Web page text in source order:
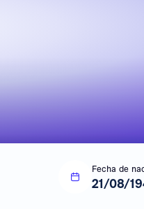
Fecha de
21/08/